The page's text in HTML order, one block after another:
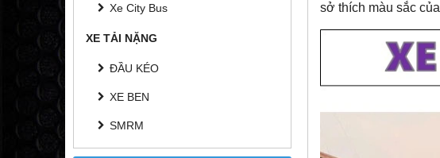
Xe City Bus
XE TẢI NẶNG
ĐẦU KÉO
XE BEN
SMRM
sở thích màu sắc